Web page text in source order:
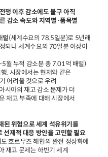
쟁 이후 감소에도 불구 아직
감소 속도와 지역별·품목별
럴(세계수요의 78.5일분)로 5년래
되나 세계수요의 70일분 이상이
월 누적 감소분 총 7.01억 배럴)
. 시장에서는 현재와 같은
어려울 것으로 우려
시아의 재고 감소 문제가 더
재고 부족에 대해 시장에서
된 위협으로 세계 석유위기를
선제적 대응 방안을 고민할 필요
호르무즈 해협의 완전 정상화에
재고 문제는 하반기 세계